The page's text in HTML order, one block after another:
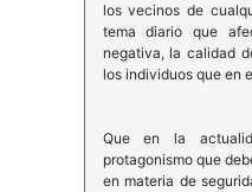
los vecinos de
tema diario que
negativa, la calidad
los individuos que en
Que en la
protagonismo que
en materia de